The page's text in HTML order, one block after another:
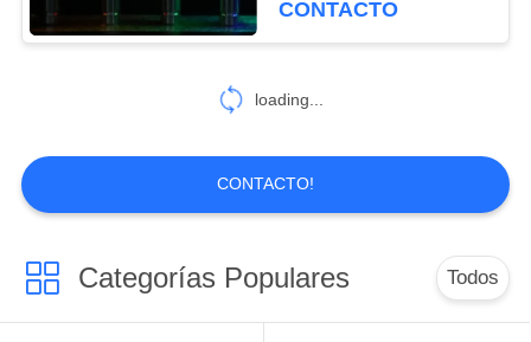
Catálogo de la
2
27
CONTACTO
loading...
CONTACTO!
Categorías Populares Todos